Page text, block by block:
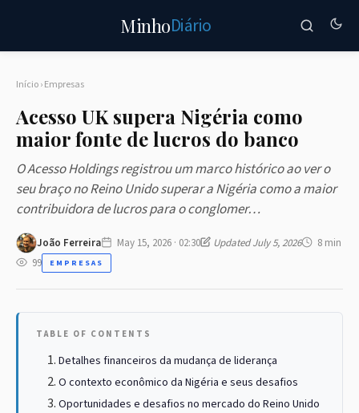
MinhoDiário
Início›Empresas
Acesso UK supera Nigéria como
maior fonte de lucros do banco
O Acesso Holdings registrou um marco histórico ao ver o
seu braço no Reino Unido superar a Nigéria como a maior
contribuidora de lucros para o conglomer…
João Ferreira May 15, 2026 · 02:30 Updated July 5, 2026
8 min
99
EMPRESAS
TABLE OF CONTENTS
Detalhes financeiros da mudança de liderança
O contexto econômico da Nigéria e seus desafios
Oportunidades e desafios no mercado do Reino Unido